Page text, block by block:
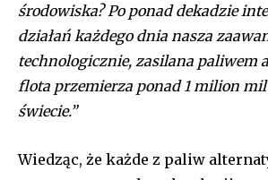
środowiska? Po ponad dekadzie
działań każdego dnia nasza
technologicznie, zasilana paliwem
flota przemierza ponad 1 milion mil
świecie.”
Wiedząc, że każde z paliw